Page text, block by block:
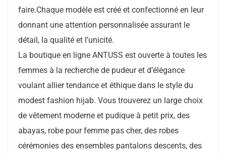
faire.Chaque modèle est créé et confectionné en leur
donnant une attention personnalisée assurant le
détail, la qualité et l’unicité.
La boutique en ligne ANTUSS est ouverte à toutes les
femmes à la recherche de pudeur et d’élégance
voulant allier tendance et éthique dans le style du
modest fashion hijab. Vous trouverez un large choix
de vêtement moderne et pudique à petit prix, des
abayas, robe pour femme pas cher, des robes
cérémonies des ensembles pantalons descents, des